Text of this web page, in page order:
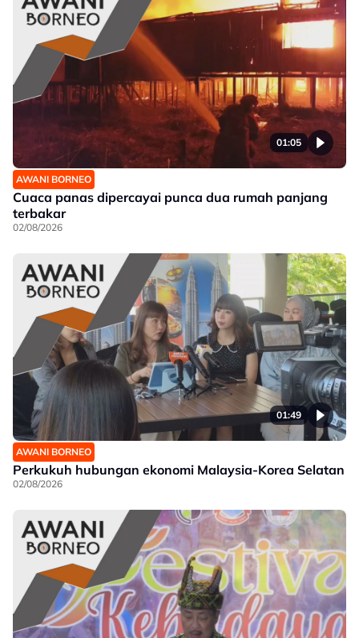
01:05
AWANI BORNEO
Cuaca panas dipercayai punca dua rumah panjang
terbakar
02/08/2026
01:49
AWANI BORNEO
Perkukuh hubungan ekonomi Malaysia-Korea Selatan
02/08/2026